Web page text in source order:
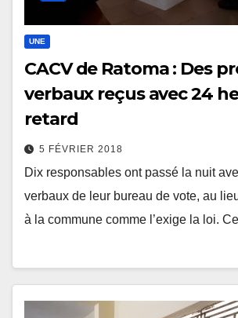
UNE
CACV de Ratoma : Des
verbaux reçus avec 24
retard
5 FÉVRIER 2018
Dix responsables ont passé la nuit
verbaux de leur bureau de vote, au
à la commune comme l’exige la loi.